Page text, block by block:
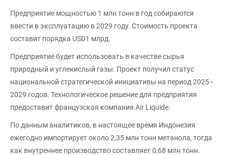
Предприятие мощностью 1 млн тонн в год собираются
ввести в эксплуатацию в 2029 году. Стоимость проекта
составит порядка USD1 млрд.
Предприятие будет использовать в качестве сырья
природный и углекислый газы. Проект получил статус
национальной стратегической инициативы на период 2025–
2029 годов. Технологическое решение для предприятия
предоставит французская компания Air Liquide.
По данным аналитиков, в настоящее время Индонезия
ежегодно импортирует около 2,35 млн тонн метанола, тогда
как внутреннее производство составляет 0,68 млн тонн.